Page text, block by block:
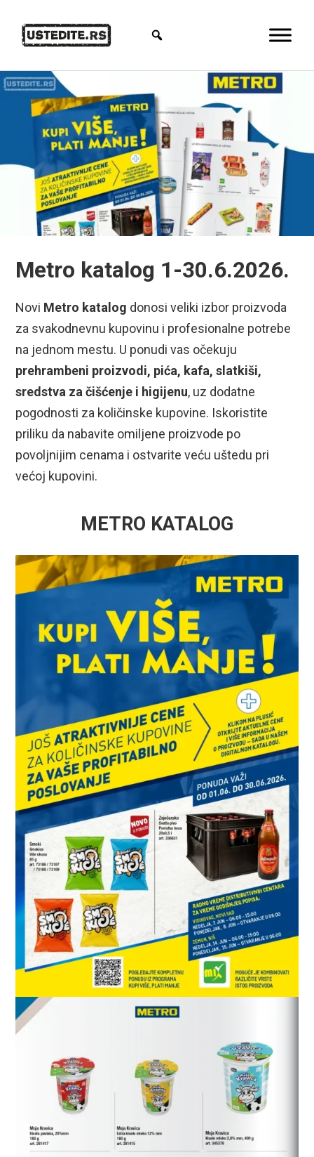
Metro katalog 1-30.6.2026.
Novi Metro katalog donosi veliki izbor proizvoda
za svakodnevnu kupovinu i profesionalne potrebe
na jednom mestu. U ponudi vas očekuju
prehrambeni proizvodi, pića, kafa, slatkiši,
sredstva za čišćenje i higijenu, uz dodatne
pogodnosti za količinske kupovine. Iskoristite
priliku da nabavite omiljene proizvode po
povoljnijim cenama i ostvarite veću uštedu pri
većoj kupovini.
METRO KATALOG